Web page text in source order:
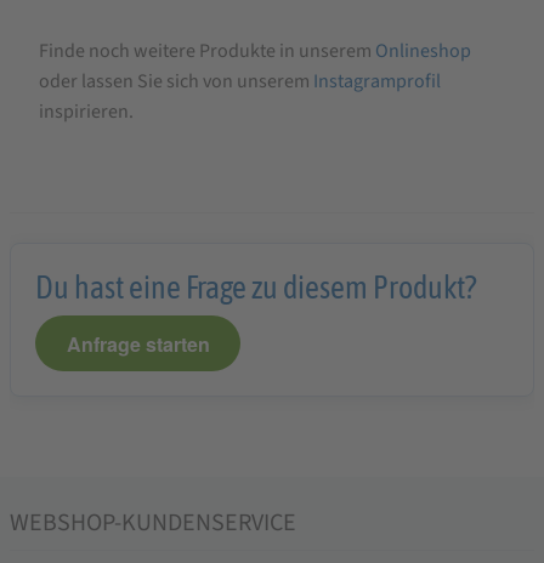
Finde noch weitere Produkte in unserem Onlineshop
oder lassen Sie sich von unserem Instagramprofil
inspirieren.
Du hast eine Frage zu diesem Produkt?
Anfrage starten
WEBSHOP-KUNDENSERVICE